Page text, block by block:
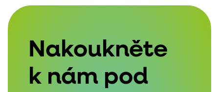
Nakoukněte
k nám pod